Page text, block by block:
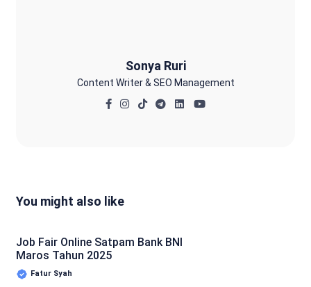
Sonya Ruri
Content Writer & SEO Management
You might also like
Job Fair Online Satpam Bank BNI
Maros Tahun 2025
Fatur Syah